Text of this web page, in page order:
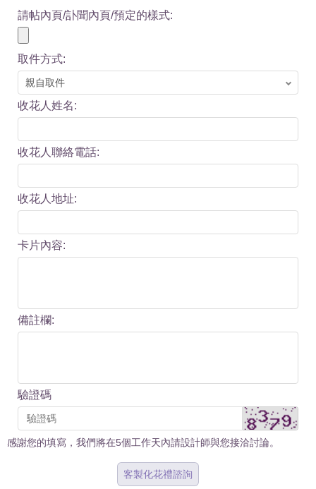
請帖內頁/訃聞內頁/預定的樣式:
取件方式:
收花人姓名:
收花人聯絡電話:
收花人地址:
卡片內容:
備註欄:
驗證碼
感謝您的填寫，我們將在5個工作天內請設計師與您接洽討論。
客製化花禮諮詢